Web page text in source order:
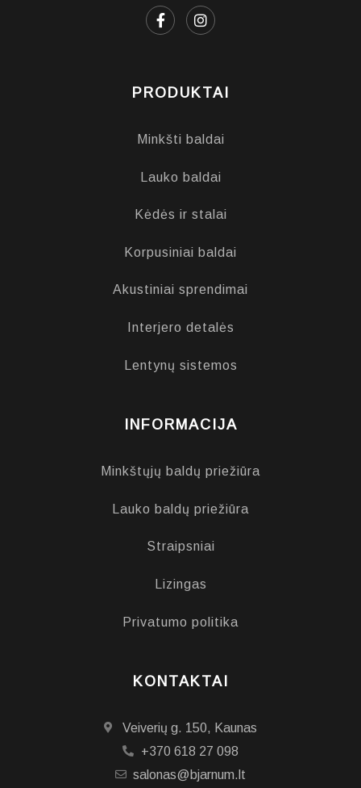
PRODUKTAI
Minkšti baldai
Lauko baldai
Kėdės ir stalai
Korpusiniai baldai
Akustiniai sprendimai
Interjero detalės
Lentynų sistemos
INFORMACIJA
Minkštųjų baldų priežiūra
Lauko baldų priežiūra
Straipsniai
Lizingas
Privatumo politika
KONTAKTAI
Veiverių g. 150, Kaunas
+370 618 27 098
salonas@bjarnum.lt